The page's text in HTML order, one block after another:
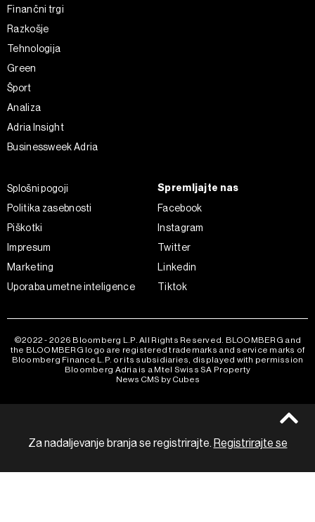
Za nadaljevanje branja se registrirajte. Registrirajte se
Finančni trgi
Razkošje
Tehnologija
Green
Šport
Analiza
Adria Insight
Businessweek Adria
Splošni pogoji
Politika zasebnosti
Piškotki
Impresum
Marketing
Uporaba umetne inteligence
Spremljajte nas
Facebook
Instagram
Twitter
Linkedin
Tiktok
©2022 - 2026 Bloomberg L.P. All Rights Reserved. BLOOMBERG and
the BLOOMBERG logo are registered trademarks and service marks of
Bloomberg Finance L.P. or its subsidiaries, displayed with permission
Bloomberg Adria is a Mtel Swiss SA Property
News CMS by Cubes